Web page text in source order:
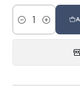
Cantidad